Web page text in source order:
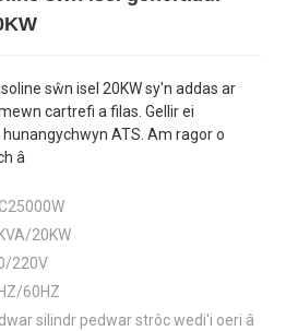
sŵn isel 20KW sy'n addas ar
cartrefi a filas. Gellir ei
ATS. Am ragor o
â
20KW
220V
60HZ
silindr pedwar strôc wedi'i oeri â